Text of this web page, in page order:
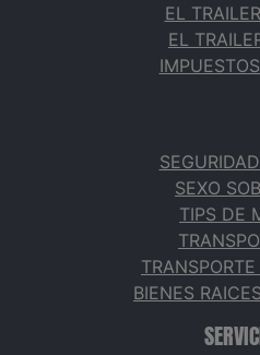
EL
EL
SEXO
TIPS DE
BIENES